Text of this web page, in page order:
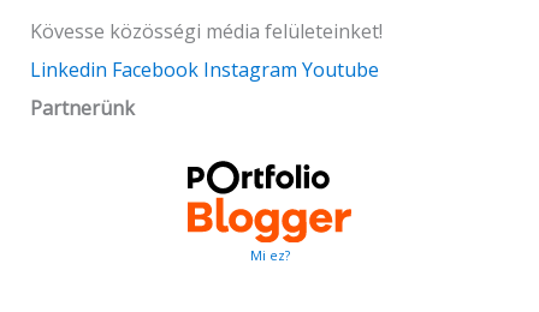
Kövesse közösségi média felületeinket!
Linkedin Facebook Instagram Youtube
Partnerünk
Mi ez?